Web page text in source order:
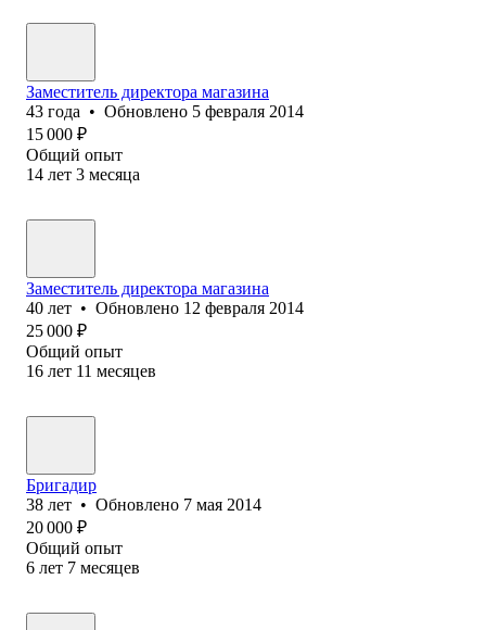
Заместитель директора магазина
43 года • Обновлено 5 февраля 2014
15 000 ₽
Общий опыт
14 лет 3 месяца
Заместитель директора магазина
40 лет • Обновлено 12 февраля 2014
25 000 ₽
Общий опыт
16 лет 11 месяцев
Бригадир
38 лет • Обновлено 7 мая 2014
20 000 ₽
Общий опыт
6 лет 7 месяцев